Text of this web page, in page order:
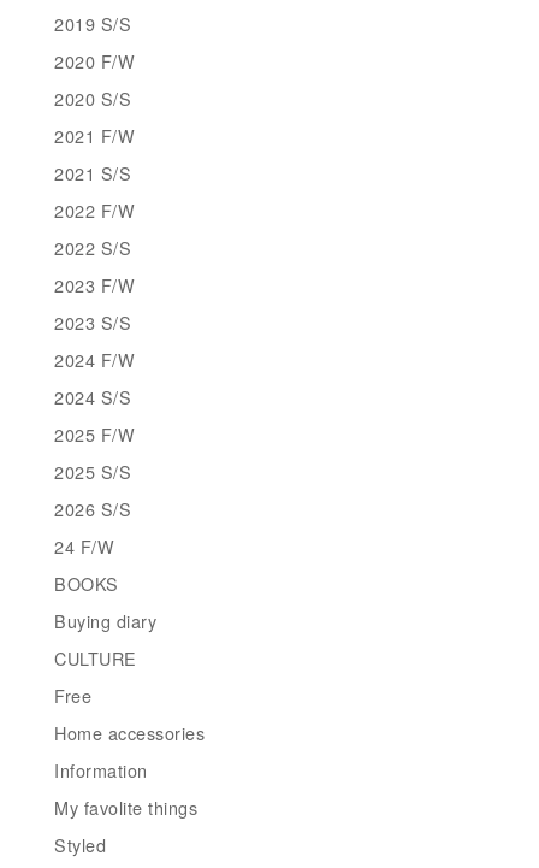
2019 S/S
2020 F/W
2020 S/S
2021 F/W
2021 S/S
2022 F/W
2022 S/S
2023 F/W
2023 S/S
2024 F/W
2024 S/S
2025 F/W
2025 S/S
2026 S/S
24 F/W
BOOKS
Buying diary
CULTURE
Free
Home accessories
Information
My favolite things
Styled